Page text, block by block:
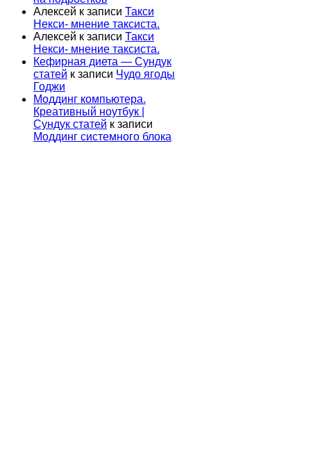
Алексей к записи Такси
Некси- мнение таксиста.
Алексей к записи Такси
Некси- мнение таксиста.
Кефирная диета — Сундук
статей к записи Чудо ягоды
Годжи
Моддинг компьютера.
Креативный ноутбук |
Сундук статей к записи
Моддинг системного блока